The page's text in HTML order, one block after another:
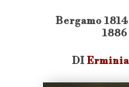
Bergamo
1886
DI